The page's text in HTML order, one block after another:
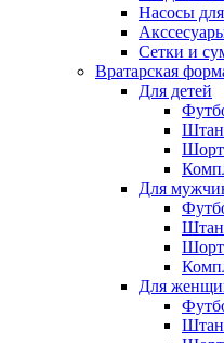
Насосы
Сетки и
Вратарская
Для детей
Для
Для